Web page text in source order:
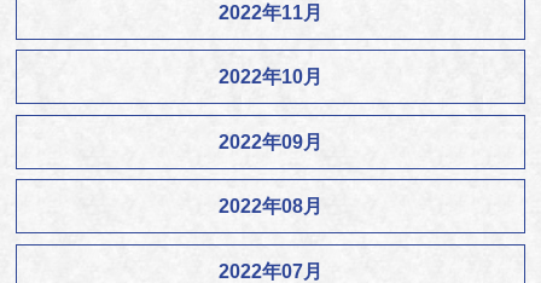
2022年11月
2022年10月
2022年09月
2022年08月
2022年07月